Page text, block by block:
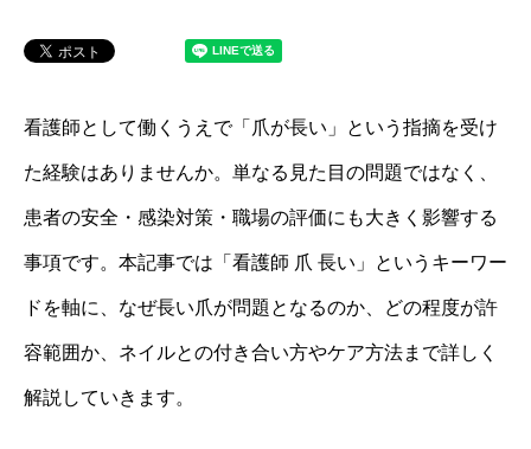
看護師として働くうえで「爪が長い」という指摘を受け
た経験はありませんか。単なる見た目の問題ではなく、
患者の安全・感染対策・職場の評価にも大きく影響する
事項です。本記事では「看護師 爪 長い」というキーワー
ドを軸に、なぜ長い爪が問題となるのか、どの程度が許
容範囲か、ネイルとの付き合い方やケア方法まで詳しく
解説していきます。